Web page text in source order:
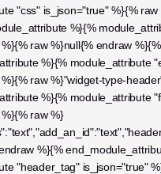
"css" is_json="true" %}{%
%}{%
raw %}null{% endraw %}{%
%}{% module_attribute
raw %}"widget-type-
%}{% module_attribute
raw %}
%}{%
"header_tag" is_json="true"